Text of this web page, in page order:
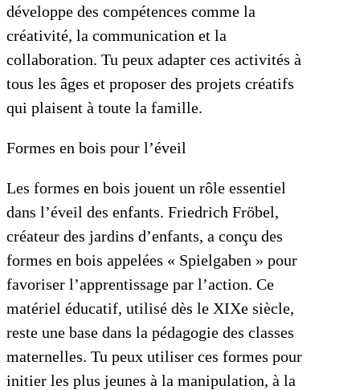
développe des compétences comme la
créativité, la communication et la
collaboration. Tu peux adapter ces activités à
tous les âges et proposer des projets créatifs
qui plaisent à toute la famille.
Formes en bois pour l’éveil
Les formes en bois jouent un rôle essentiel
dans l’éveil des enfants. Friedrich Fröbel,
créateur des jardins d’enfants, a conçu des
formes en bois appelées « Spielgaben » pour
favoriser l’apprentissage par l’action. Ce
matériel éducatif, utilisé dès le XIXe siècle,
reste une base dans la pédagogie des classes
maternelles. Tu peux utiliser ces formes pour
initier les plus jeunes à la manipulation, à la